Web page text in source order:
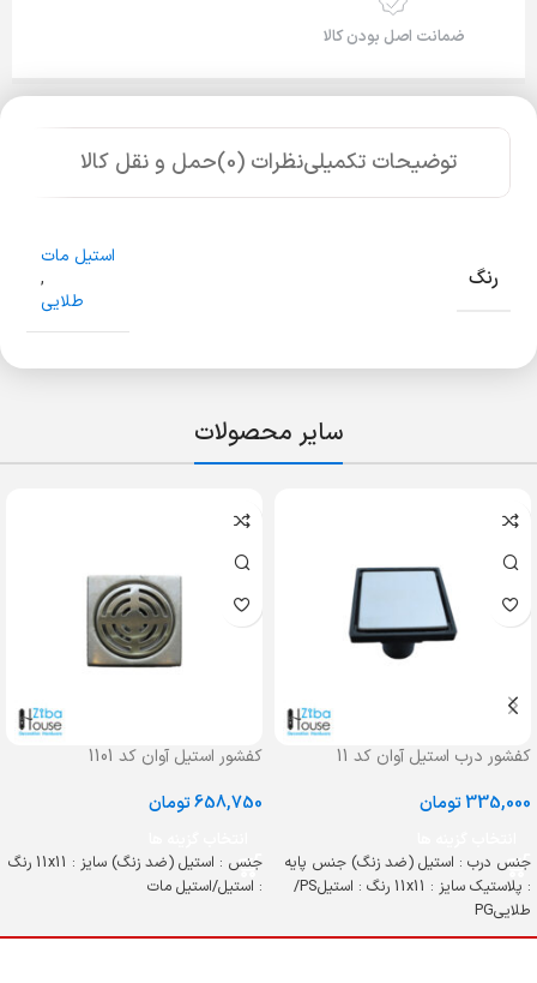
ضمانت اصل بودن کالا
توضیحات تکمیلینظرات (0) حمل و نقل کالا
رنگ
استیل مات
,
طلایی
سایر محصولات
کفشور درب استیل آوان کد 11
335,000تومان
جنس درب : استیل (ضد زنگ) جنس پایه
: پلاستیک سایز : 11x11 رنگ : استیلPS/
طلاییPG
کفشور استیل آوان کد 1101
658,750تومان
جنس : استیل (ضد زنگ) سایز : 11x11 رنگ
: استیل/استیل مات